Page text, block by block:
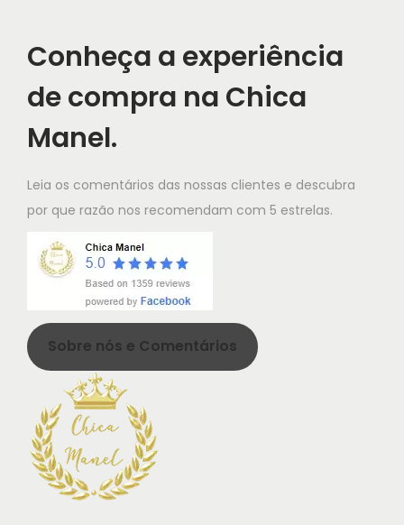
Conheça a experiência
de compra na Chica
Manel.
Leia os comentários das nossas clientes e descubra
por que razão nos recomendam com 5 estrelas.
Sobre nós e Comentários